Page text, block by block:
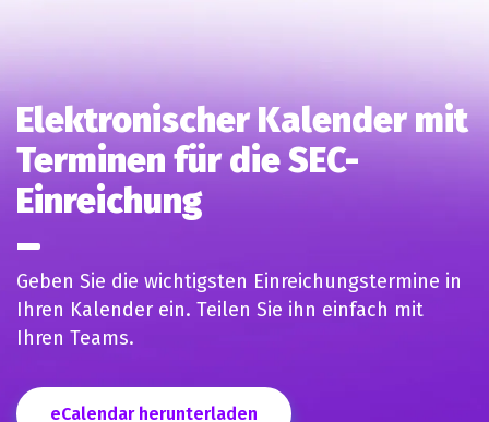
Elektronischer Kalender mit
Terminen für die SEC-
Einreichung
Geben Sie die wichtigsten Einreichungstermine in
Ihren Kalender ein. Teilen Sie ihn einfach mit
Ihren Teams.
eCalendar herunterladen